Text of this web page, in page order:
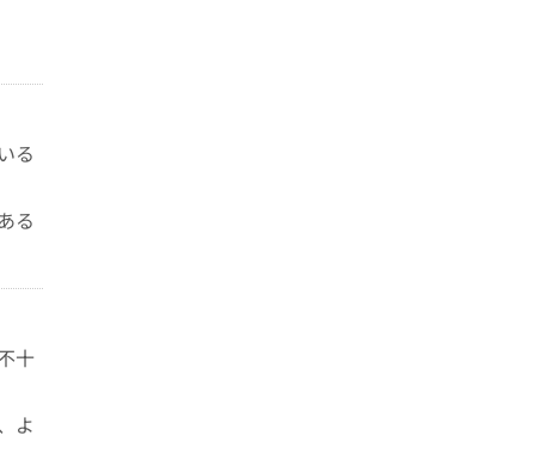
る
る
十
よ